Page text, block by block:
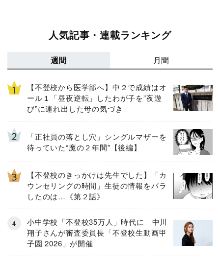
人気記事・連載ランキング
週間 月間
【不登校から医学部へ】中２で成績はオ
ール１「昼夜逆転」したわが子を”夜遊
び”に連れ出した母の気づき
「正社員の落とし穴」シングルマザーを
待っていた“魔の２年間”【後編】
【不登校のきっかけは先生でした】「カ
ウンセリングの時間」生徒の情報をバラ
したのは…《第２話》
小中学校「不登校35万人」時代に 中川
翔子さんが審査委員長「不登校生動画甲
子園 2026」が開催